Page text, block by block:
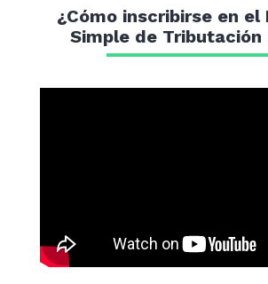
¿Cómo inscribirse en el
Simple de Tributación